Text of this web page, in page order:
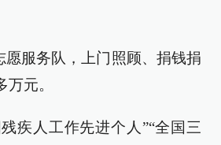
愿服务队，上门照顾、捐钱捐
元。
疾人工作先进个人”“全国三